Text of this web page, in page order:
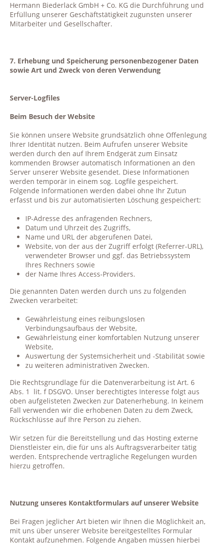
Hermann Biederlack GmbH + Co. KG die Durchführung und
Erfüllung unserer Geschäftstätigkeit zugunsten unserer
Mitarbeiter und Gesellschafter.
7. Erhebung und Speicherung personenbezogener Daten
sowie Art und Zweck von deren Verwendung
Server-Logfiles
Beim Besuch der Website
Sie können unsere Website grundsätzlich ohne Offenlegung
Ihrer Identität nutzen. Beim Aufrufen unserer Website
werden durch den auf Ihrem Endgerät zum Einsatz
kommenden Browser automatisch Informationen an den
Server unserer Website gesendet. Diese Informationen
werden temporär in einem sog. Logfile gespeichert.
Folgende Informationen werden dabei ohne Ihr Zutun
erfasst und bis zur automatisierten Löschung gespeichert:
IP-Adresse des anfragenden Rechners,
Datum und Uhrzeit des Zugriffs,
Name und URL der abgerufenen Datei,
Website, von der aus der Zugriff erfolgt (Referrer-URL),
verwendeter Browser und ggf. das Betriebssystem
Ihres Rechners sowie
der Name Ihres Access-Providers.
Die genannten Daten werden durch uns zu folgenden
Zwecken verarbeitet:
Gewährleistung eines reibungslosen
Verbindungsaufbaus der Website,
Gewährleistung einer komfortablen Nutzung unserer
Website,
Auswertung der Systemsicherheit und -Stabilität sowie
zu weiteren administrativen Zwecken.
Die Rechtsgrundlage für die Datenverarbeitung ist Art. 6
Abs. 1
lit. f DSGVO. Unser berechtigtes Interesse folgt aus
oben aufgelisteten Zwecken zur Datenerhebung. In keinem
Fall verwenden wir die erhobenen Daten zu dem Zweck,
Rückschlüsse auf Ihre Person zu ziehen.
Wir setzen für die Bereitstellung und das Hosting externe
Dienstleister ein, die für uns als Auftragsverarbeiter tätig
werden. Entsprechende vertragliche Regelungen wurden
hierzu getroffen.
Nutzung unseres Kontaktformulars auf unserer Website
Bei Fragen jeglicher Art bieten wir Ihnen die Möglichkeit an,
mit uns über unserer Website bereitgestelltes Formular
Kontakt aufzunehmen. Folgende Angaben müssen hierbei